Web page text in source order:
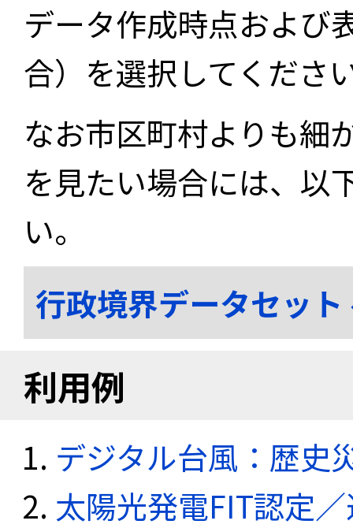
データ作成時点および
合）を選択してくださ
なお市区町村よりも細
を見たい場合には、以
い。
行政境界データセッ
利用例
デジタル台風：歴史
太陽光発電FIT認定